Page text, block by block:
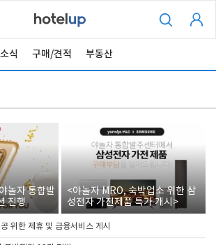
식 구매/견적 부동산
놀자 통합발
진행
<야놀자 MRO, 숙박업소 위한 삼
성전자 가전제품 특가 개시>
위한 제휴 및 금융서비스 게시